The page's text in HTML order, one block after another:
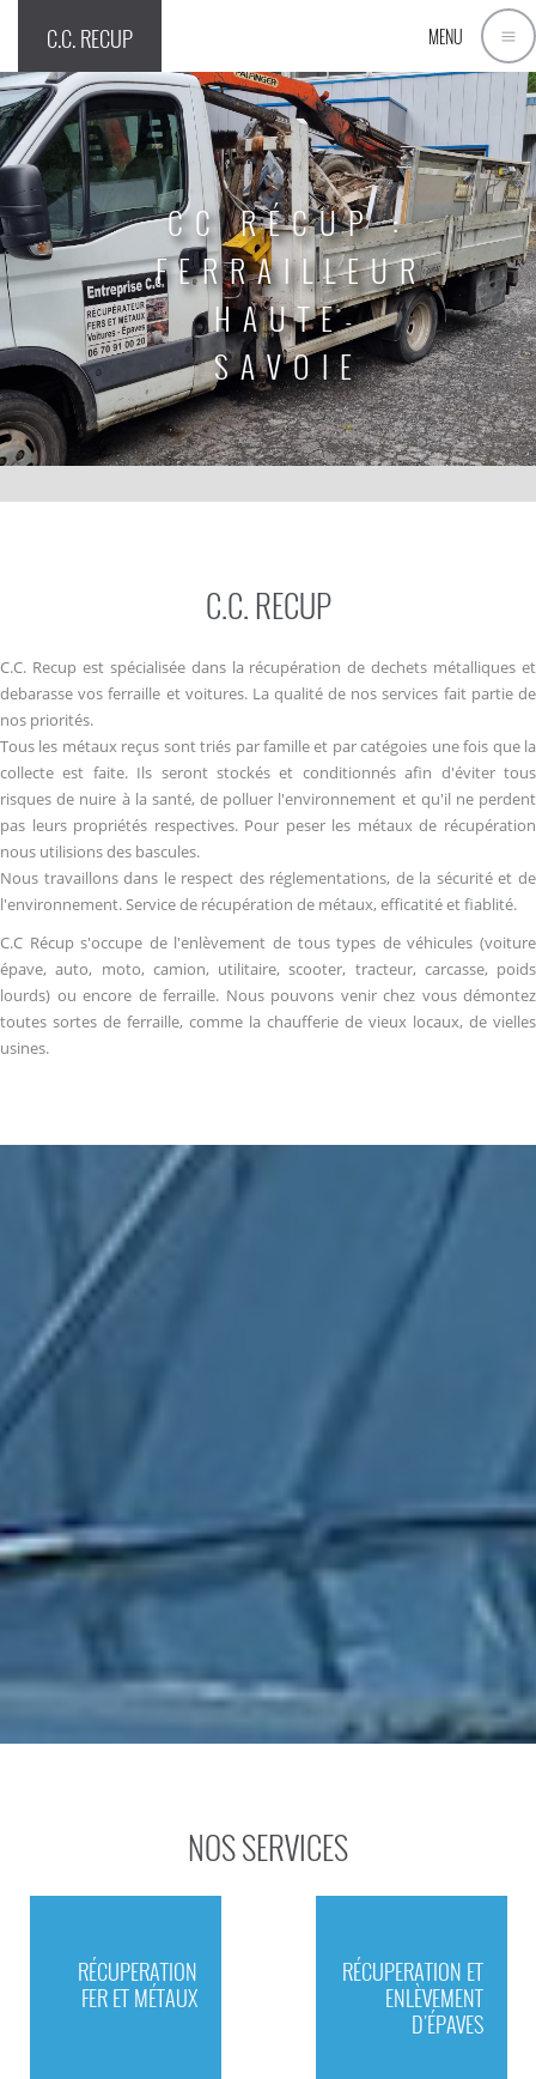
C.C. RECUP MENU
CC RÉCUP :
FERRAILLEUR
HAUTE-
SAVOIE
C.C. RECUP
C.C. Recup est spécialisée dans la récupération de dechets métalliques et
debarasse vos ferraille et voitures. La qualité de nos services fait partie de
nos priorités.
Tous les métaux reçus sont triés par famille et par catégoies une fois que la
collecte est faite. Ils seront stockés et conditionnés afin d'éviter tous
risques de nuire à la santé, de polluer l'environnement et qu'il ne perdent
pas leurs propriétés respectives. Pour peser les métaux de récupération
nous utilisions des bascules.
Nous travaillons dans le respect des réglementations, de la sécurité et de
l'environnement. Service de récupération de métaux, efficatité et fiablité.
C.C Récup s'occupe de l'enlèvement de tous types de véhicules (voiture
épave, auto, moto, camion, utilitaire, scooter, tracteur, carcasse, poids
lourds) ou encore de ferraille. Nous pouvons venir chez vous démontez
toutes sortes de ferraille, comme la chaufferie de vieux locaux, de vielles
usines.
NOS SERVICES
RÉCUPERATION
FER ET MÉTAUX
RÉCUPERATION ET
ENLÈVEMENT
D'ÉPAVES